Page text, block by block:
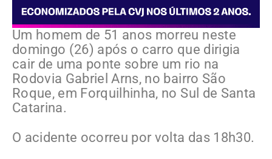
Um homem de 51 anos morreu neste
domingo (26) após o carro que dirigia
cair de uma ponte sobre um rio na
Rodovia Gabriel Arns, no bairro São
Roque, em Forquilhinha, no Sul de Santa
Catarina.
O acidente ocorreu por volta das 18h30.